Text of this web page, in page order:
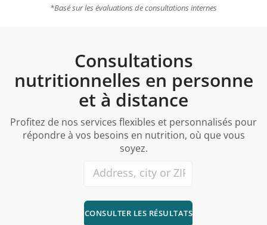
*Basé sur les évaluations de consultations internes
Consultations
nutritionnelles en personne
et à distance
Profitez de nos services flexibles et personnalisés pour
répondre à vos besoins en nutrition, où que vous
soyez.
CONSULTER LES RÉSULTATS